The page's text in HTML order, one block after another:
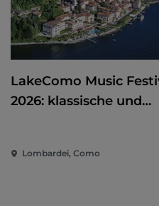
LakeComo Music
2026: klassische und
am Comer See
Lombardei, Como